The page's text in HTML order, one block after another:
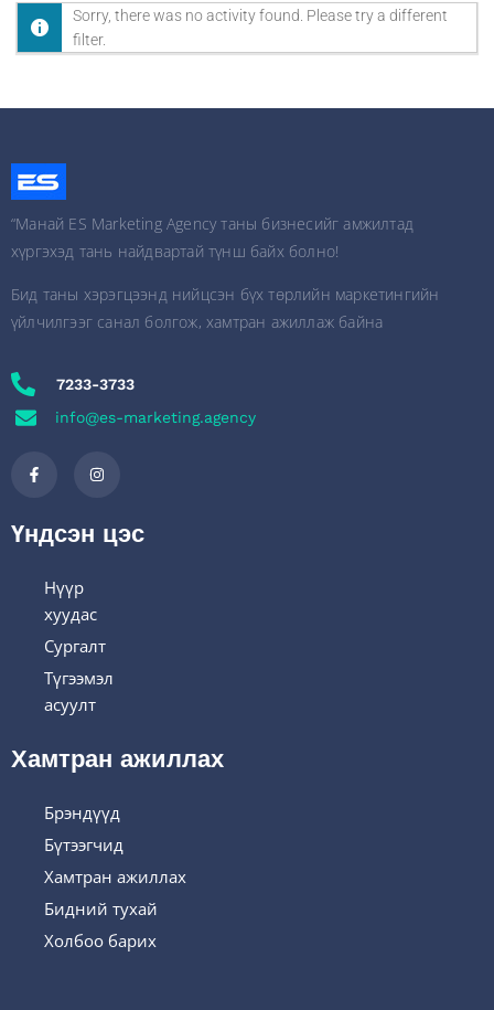
Sorry, there was no activity found. Please try a different
filter.
“Манай ES Marketing Agency таны бизнесийг амжилтад
хүргэхэд тань найдвартай түнш байх болно!
Бид таны хэрэгцээнд нийцсэн бүх төрлийн маркетингийн
үйлчилгээг санал болгож, хамтран ажиллаж байна
7233-3733
info@es-marketing.agency
Үндсэн цэс
Нүүр
хуудас
Сургалт
Түгээмэл
асуулт
Хамтран ажиллах
Брэндүүд
Бүтээгчид
Хамтран ажиллах
Бидний тухай
Холбоо барих